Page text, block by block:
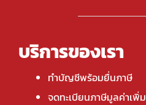
บริการของเรา
ทำบัญชีพร้อมยื่นภาษี
จดทะเบียนภาษีมูลค่าเพิ่ม